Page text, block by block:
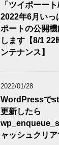
「ツイポーー
2022年6月いっ
ポートの公開
します【8/1 22
ンテナンス】
2022/01/28
WordPressで
更新したら
ャッシュクリア